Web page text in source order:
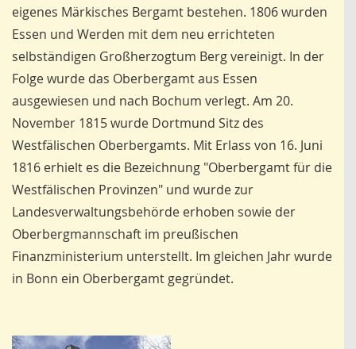
eigenes Märkisches Bergamt bestehen. 1806 wurden
Essen und Werden mit dem neu errichteten
selbständigen Großherzogtum Berg vereinigt. In der
Folge wurde das Oberbergamt aus Essen
ausgewiesen und nach Bochum verlegt. Am 20.
November 1815 wurde Dortmund Sitz des
Westfälischen Oberbergamts. Mit Erlass von 16. Juni
1816 erhielt es die Bezeichnung "Oberbergamt für die
Westfälischen Provinzen" und wurde zur
Landesverwaltungsbehörde erhoben sowie der
Oberbergmannschaft im preußischen
Finanzministerium unterstellt. Im gleichen Jahr wurde
in Bonn ein Oberbergamt gegründet.